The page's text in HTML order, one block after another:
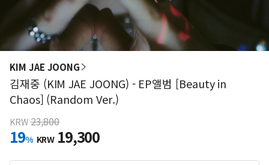
KIM JAE JOONG
김재중 (KIM JAE JOONG) - EP앨범 [Beauty in
Chaos] (Random Ver.)
KRW 23,800
19% KRW 19,300